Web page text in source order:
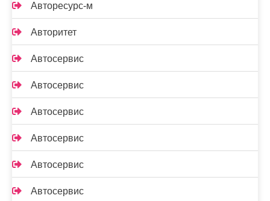
Авторесурс-м
Авторитет
Автосервис
Автосервис
Автосервис
Автосервис
Автосервис
Автосервис